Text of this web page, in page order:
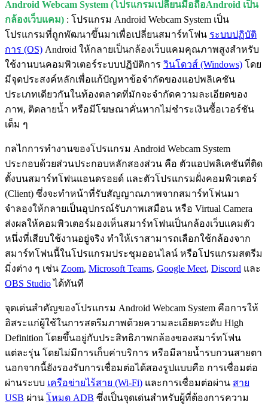
Android Webcam System (โปรแกรมเปลี่ยนมือถือAndroid เป็น
กล้องเว็บแคม) : โปรแกรม Android Webcam System เป็น
โปรแกรมที่ถูกพัฒนาขึ้นมาเพื่อเปลี่ยนสมาร์ทโฟน ระบบปฏิบัติ
การ (OS) Android ให้กลายเป็นกล้องเว็บแคมคุณภาพสูงสำหรับ
ใช้งานบนคอมพิวเตอร์ระบบปฏิบัติการ วินโดวส์ (Windows) โดย
มีจุดประสงค์หลักเพื่อแก้ปัญหาข้อจำกัดของแอปพลิเคชัน
ประเภทเดียวกันในท้องตลาดที่มักจะจำกัดความละเอียดของ
ภาพ, ติดลายน้ำ หรือมีโฆษณาคั่นหากไม่ชำระเงินซื้อเวอร์ชัน
เต็ม ๆ
กลไกการทำงานของโปรแกรม Android Webcam System
ประกอบด้วยส่วนประกอบหลักสองส่วน คือ ตัวแอปพลิเคชันที่ติด
ตั้งบนสมาร์ทโฟนแอนดรอยด์ และตัวโปรแกรมฝั่งคอมพิวเตอร์
(Client) ซึ่งจะทำหน้าที่รับสัญญาณภาพจากสมาร์ทโฟนมา
จำลองให้กลายเป็นอุปกรณ์รับภาพเสมือน หรือ Virtual Camera
ส่งผลให้คอมพิวเตอร์มองเห็นสมาร์ทโฟนเป็นกล้องเว็บแคมตัว
หนึ่งที่เสียบใช้งานอยู่จริง ทำให้เราสามารถเลือกใช้กล้องจาก
สมาร์ทโฟนนี้ในโปรแกรมประชุมออนไลน์ หรือโปรแกรมสตรีม
มิ่งต่าง ๆ เช่น Zoom, Microsoft Teams, Google Meet, Discord และ
OBS Studioได้ทันที
จุดเด่นสำคัญของโปรแกรม Android Webcam System คือการให้
อิสระแก่ผู้ใช้ในการสตรีมภาพด้วยความละเอียดระดับ High
Definition โดยขึ้นอยู่กับประสิทธิภาพกล้องของสมาร์ทโฟน
แต่ละรุ่น โดยไม่มีการเก็บค่าบริการ หรือมีลายน้ำรบกวนสายตา
นอกจากนี้ยังรองรับการเชื่อมต่อได้สองรูปแบบคือ การเชื่อมต่อ
ผ่านระบบ เครือข่ายไร้สาย (Wi-Fi) และการเชื่อมต่อผ่าน สาย
USB ผ่าน โหมด ADB ซึ่งเป็นจุดเด่นสำหรับผู้ที่ต้องการความ